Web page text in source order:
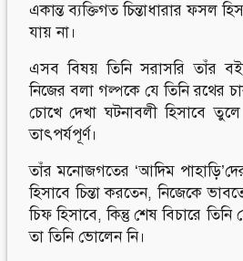
একান্ত ব্যক্তিগত চিন্তাধারার ফসল
যায় না।
এসব বিষয় তিনি সরাসরি তাঁর
নিজের বলা গল্পকে যে তিনি রথের
চোখে দেখা ঘটনাবলী হিসাবে
তাৎপর্যপূর্ণ।
তাঁর মনোজগতের ‘আদিম
হিসাবে চিন্তা করতেন, নিজেকে
চিফ হিসাবে, কিন্তু শেষ বিচারে
তা তিনি ভোলেন নি।